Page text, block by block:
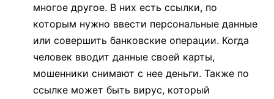
многое другое. В них есть ссылки, по
которым нужно ввести персональные данные
или совершить банковские операции. Когда
человек вводит данные своей карты,
мошенники снимают с нее деньги. Также по
ссылке может быть вирус, который